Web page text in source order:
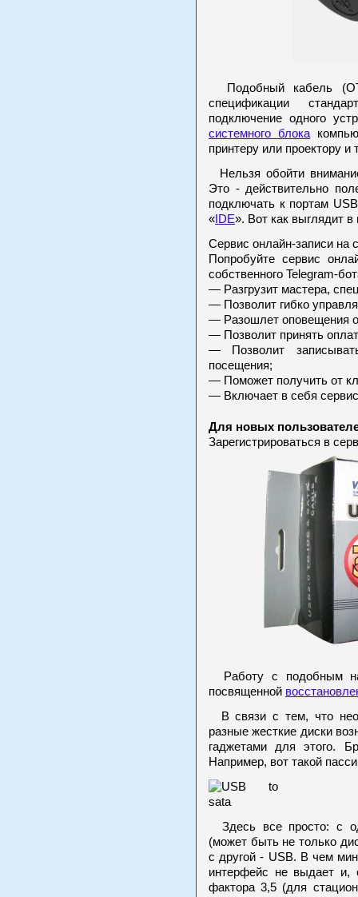
Подобный кабель
спецификации
подключение одного
системного блока
принтеру или проектору и
Нельзя обойти
Это - действительно
подключать к портам
« IDE». Вот как выглядит в
Сервис онлайн-записи на
Попробуйте сервис
собственного Telegram-
— Разгрузит мастера,
— Позволит гибко
— Разошлет оповещения
— Позволит принять
— Позволит
посещения;
— Поможет получить от
— Включает в себя
Для новых
Зарегистрироваться в
Работу с подобным
посвященной
В связи с тем, что
разные жесткие диски
гаджетами для этого.
Например, вот такой
Здесь все просто: с
(может быть не только
с другой - USB. В чем
интерфейс не выдает и,
фактора 3,5 (для